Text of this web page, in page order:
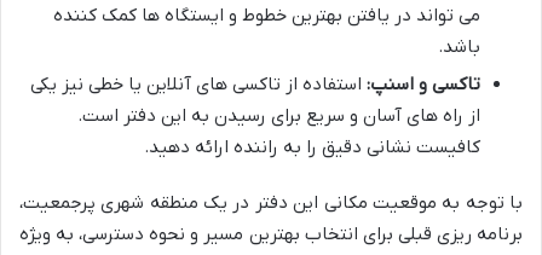
می تواند در یافتن بهترین خطوط و ایستگاه ها کمک کننده
باشد.
تاکسی و اسنپ: استفاده از تاکسی های آنلاین یا خطی نیز یکی
از راه های آسان و سریع برای رسیدن به این دفتر است.
کافیست نشانی دقیق را به راننده ارائه دهید.
با توجه به موقعیت مکانی این دفتر در یک منطقه شهری پرجمعیت،
برنامه ریزی قبلی برای انتخاب بهترین مسیر و نحوه دسترسی، به ویژه